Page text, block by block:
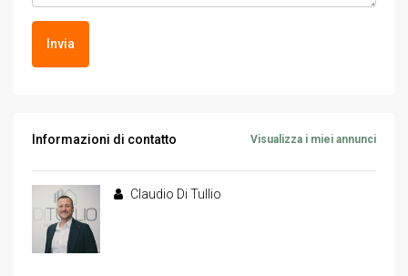
Invia
Informazioni di contatto Visualizza i miei annunci
Claudio Di Tullio